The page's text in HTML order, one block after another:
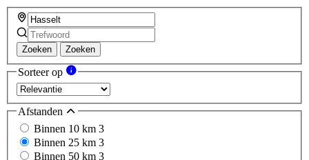
Zoeken Zoeken
Sorteer op
Afstanden
Binnen 10 km 3
Binnen 25 km 3
Binnen 50 km 3